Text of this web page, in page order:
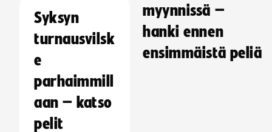
Syksyn
turnausvilsk
e
parhaimmill
aan – katso
pelit
myynnissä –
hanki ennen
ensimmäistä peliä